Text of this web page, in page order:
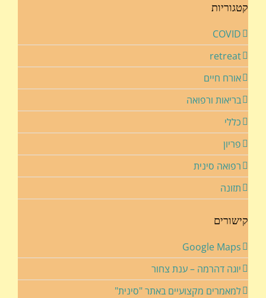
קטגוריות
COVID
retreat
אורח חיים
בריאות ורפואה
כללי
פריון
רפואה סינית
תזונה
קישורים
Google Maps
יוגה דהרמה – ענת צחור
למאמרים מקצועיים באתר "סינית"